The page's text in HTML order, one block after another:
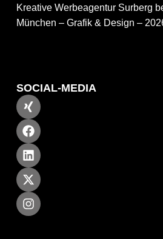
Kreative Werbeagentur Surberg
München – Grafik & Design –
SOCIAL-MEDIA